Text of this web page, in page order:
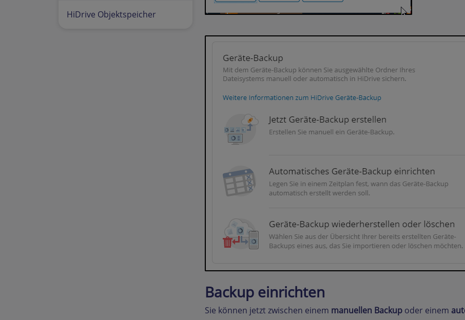
HiDrive Objektspeicher
Backup einrichten
Sie können jetzt zwischen einem manuellen Backup oder einem